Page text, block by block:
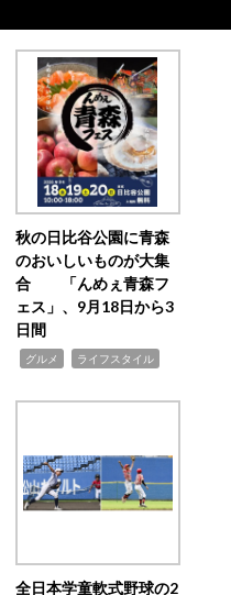
秋の日比谷公園に青森
のおいしいものが大集
合 「んめぇ青森フ
ェス」、9月18日から3
日間
グルメ ライフスタイル
全日本学童軟式野球の2